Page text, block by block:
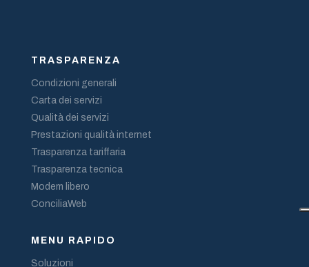
TRASPARENZA
Condizioni generali
Carta dei servizi
Qualità dei servizi
Prestazioni qualità internet
Trasparenza tariffaria
Trasparenza tecnica
Modem libero
ConciliaWeb
MENU RAPIDO
Soluzioni